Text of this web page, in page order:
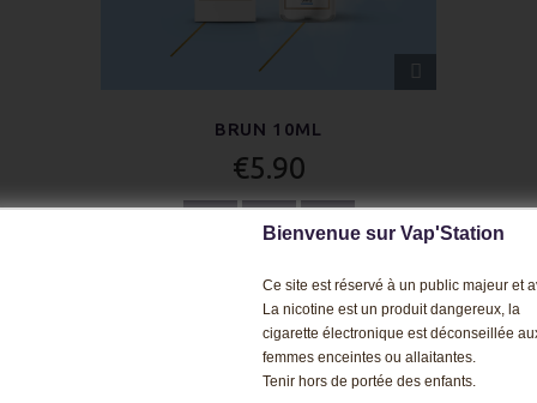
Bienvenue sur Vap'Station
Ce site est réservé à un public majeur et
La nicotine est un produit dangereux, la
cigarette électronique est déconseillée
femmes enceintes ou allaitantes.
Tenir hors de portée des enfants.
APERÇU
RAPIDE
BRUN 10ML
€5.90
OPTIONS
Écrire un avis
APERÇU
RAPIDE